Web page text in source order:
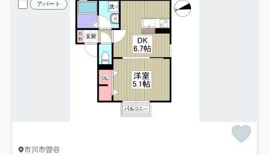
アパート
市川市曽谷